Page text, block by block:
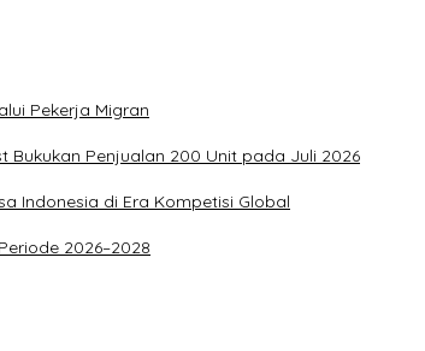
Pekerja Migran
Bukukan Penjualan 200 Unit pada Juli 2026
Indonesia di Era Kompetisi Global
2026–2028